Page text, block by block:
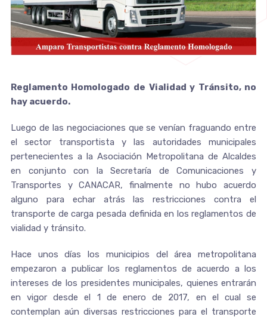
Reglamento Homologado de Vialidad y Tránsito, no
hay acuerdo.
Luego de las negociaciones que se venían fraguando entre
el sector transportista y las autoridades municipales
pertenecientes a la Asociación Metropolitana de Alcaldes
en conjunto con la Secretaría de Comunicaciones y
Transportes y CANACAR, finalmente no hubo acuerdo
alguno para echar atrás las restricciones contra el
transporte de carga pesada definida en los reglamentos de
vialidad y tránsito.
Hace unos días los municipios del área metropolitana
empezaron a publicar los reglamentos de acuerdo a los
intereses de los presidentes municipales, quienes entrarán
en vigor desde el 1 de enero de 2017, en el cual se
contemplan aún diversas restricciones para el transporte